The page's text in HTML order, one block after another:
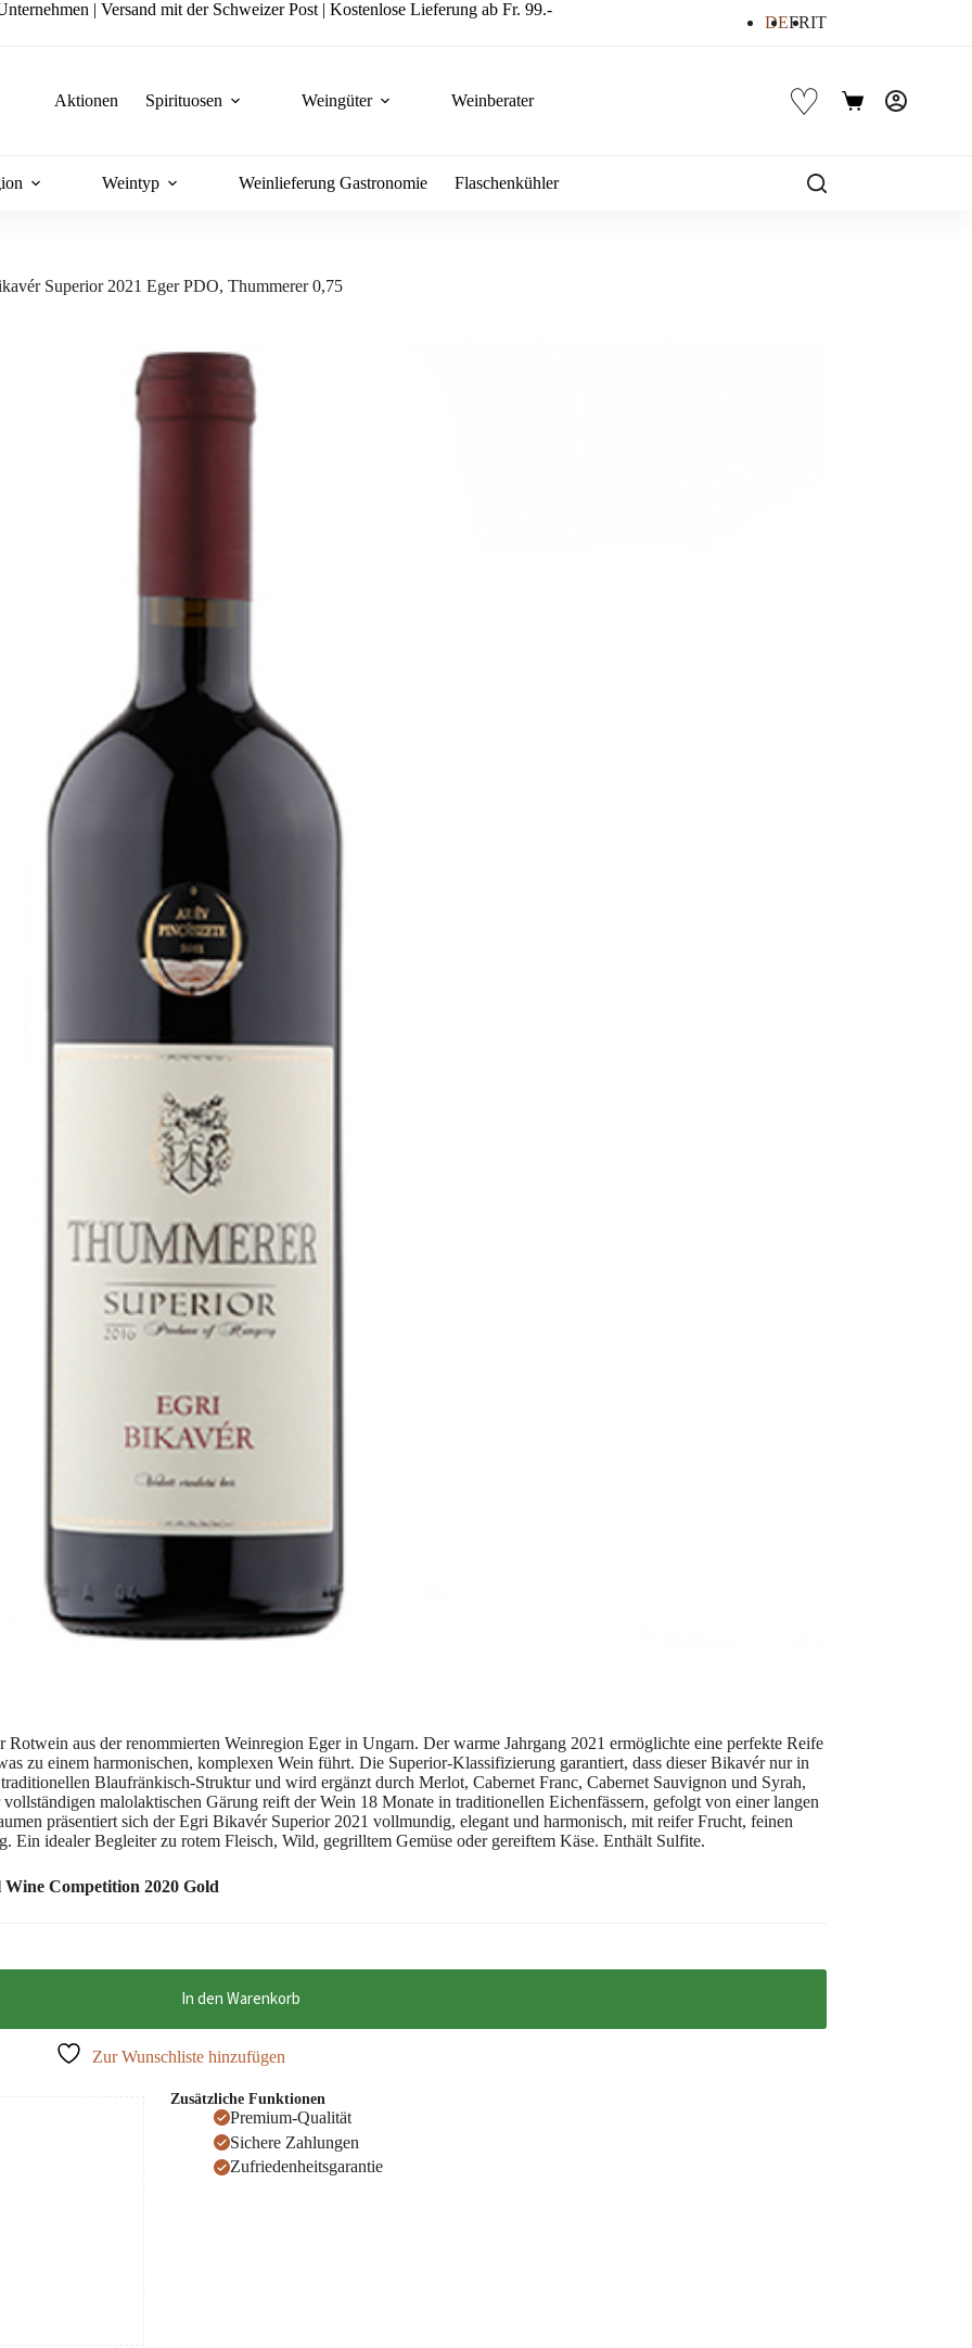
| Versand mit der Schweizer Post | Kostenlose Lieferung ab Fr. 99.-
DEFRIT
Aktionen Spirituosen Weingüter Weinberater ♡ Warenkorb
Weintyp Weinlieferung Gastronomie Flaschenkühler
Superior 2021 Eger PDO, Thummerer 0,75
Rotwein aus der renommierten Weinregion Eger in Ungarn. Der warme Jahrgang 2021 ermöglichte eine perfekte Reife
zu einem harmonischen, komplexen Wein führt. Die Superior-Klassifizierung garantiert, dass dieser Bikavér nur in
Blaufränkisch-Struktur und wird ergänzt durch Merlot, Cabernet Franc, Cabernet Sauvignon und Syrah,
malolaktischen Gärung reift der Wein 18 Monate in traditionellen Eichenfässern, gefolgt von einer langen
präsentiert sich der Egri Bikavér Superior 2021 vollmundig, elegant und harmonisch, mit reifer Frucht, feinen
Ein idealer Begleiter zu rotem Fleisch, Wild, gegrilltem Gemüse oder gereiftem Käse. Enthält Sulfite.
Competition 2020 Gold
In den Warenkorb
Zur Wunschliste hinzufügen
Zusätzliche Funktionen
Premium-Qualität
Sichere Zahlungen
Zufriedenheitsgarantie